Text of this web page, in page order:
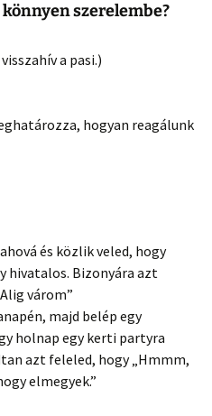
szerelembe?
a pasi.)
hogyan reagálunk
és közlik veled, hogy
hivatalos. Bizonyára azt
várom”
majd belép egy
holnap egy kerti partyra
azt feleled, hogy „Hmmm,
elmegyek.”